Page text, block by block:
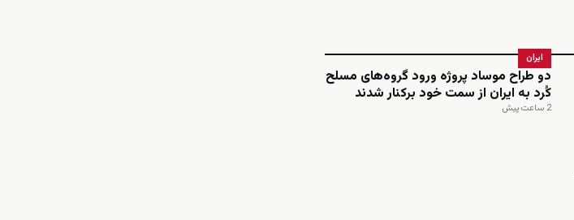
ایران
دو طراح موساد پروژه ورود گروه‌های مسلح
کُرد به ایران از سمت خود برکنار شدند
2 ساعت پیش